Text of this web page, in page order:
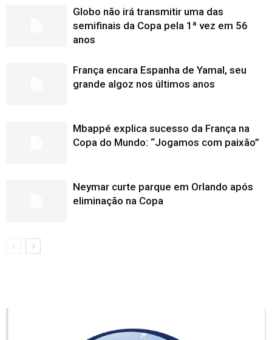
Globo não irá transmitir uma das
semifinais da Copa pela 1ª vez em 56
anos
França encara Espanha de Yamal, seu
grande algoz nos últimos anos
Mbappé explica sucesso da França na
Copa do Mundo: “Jogamos com paixão”
Neymar curte parque em Orlando após
eliminação na Copa